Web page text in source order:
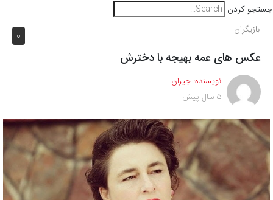
جستجو کردن
0 بازیگران
عکس های عمه بهیجه با دخترش
نویسنده: جیران
5 سال پیش